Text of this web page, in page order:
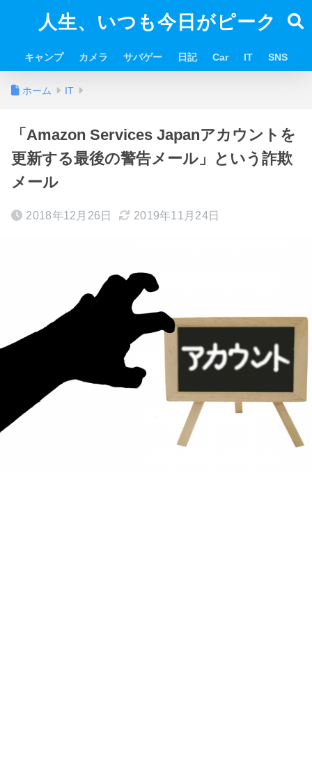
人生、いつも今日がピーク
キャンプ カメラ サバゲー 日記 Car IT SNS
ホーム IT
「Amazon Services Japanアカウントを
更新する最後の警告メール」という詐欺
メール
2018年12月26日 2019年11月24日